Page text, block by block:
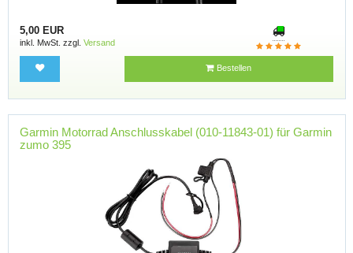
5,00 EUR
inkl. MwSt. zzgl. Versand
Bestellen
Garmin Motorrad Anschlusskabel (010-11843-01) für Garmin
zumo 395